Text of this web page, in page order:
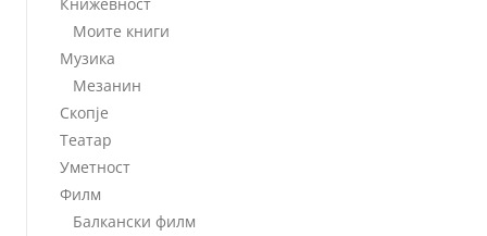
Моите книги
Музика
Мезанин
Скопје
Театар
Уметност
Филм
Балкански филм